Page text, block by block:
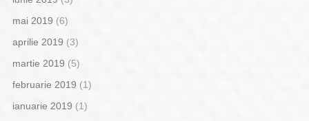
mai 2019 (6)
aprilie 2019 (3)
martie 2019 (5)
februarie 2019 (1)
ianuarie 2019 (1)